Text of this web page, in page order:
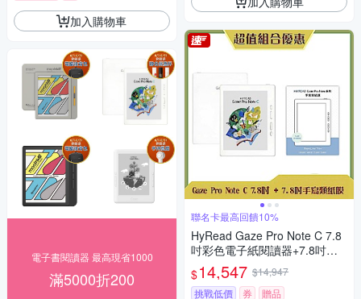
加入購物車
電子書閱讀器 最高現省1000
滿5000折200
聯名卡最高回饋10%
HyRead Gaze Pro Note C 7.8
吋彩色電子紙閱讀器+7.8吋手
寫類紙膜 (組合)
$14,547 $14,947
挑戰低價
券 贈品